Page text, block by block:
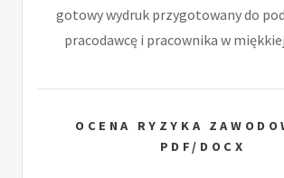
gotowy wydruk przygotowany do
pracodawcę i pracownika w
OCENA RYZYKA
PDF/DOCX